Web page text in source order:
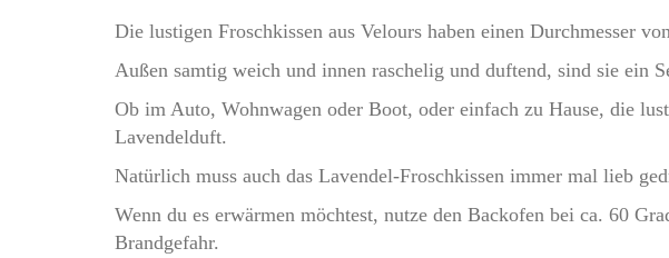
Die lustigen Froschkissen aus Velours haben einen Durchmesser
Außen samtig weich und innen raschelig und duftend, sind sie ein
Ob im Auto, Wohnwagen oder Boot, oder einfach zu Hause, die
Lavendelduft.
Natürlich muss auch das Lavendel-Froschkissen immer mal lieb
Wenn du es erwärmen möchtest, nutze den Backofen bei ca. 60
Brandgefahr.